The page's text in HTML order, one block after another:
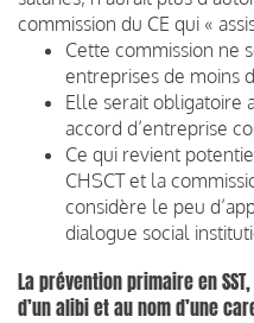
commission du CE qui «
Cette commission ne
entreprises de moins
Elle serait obligatoire
accord d’entreprise
Ce qui revient
CHSCT et la
considère le peu
dialogue social
La prévention primaire en
d’un alibi et au nom d’une